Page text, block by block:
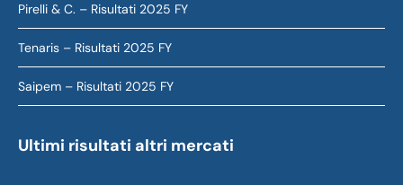
Pirelli & C. – Risultati 2025 FY
Tenaris – Risultati 2025 FY
Saipem – Risultati 2025 FY
Ultimi risultati altri mercati